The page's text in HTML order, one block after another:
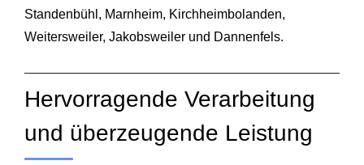
Standenbühl , Marnheim, Kirchheimbolanden,
Weitersweiler, Jakobsweiler und Dannenfels.
Hervorragende Verarbeitung
und überzeugende Leistung